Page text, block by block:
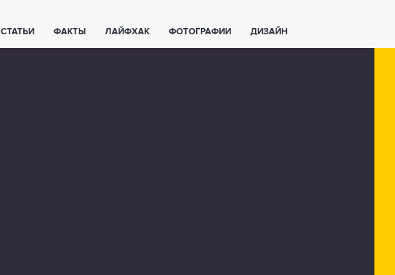
СТАТЬИ ФАКТЫ ЛАЙФХАК ФОТОГРАФИИ ДИЗАЙН